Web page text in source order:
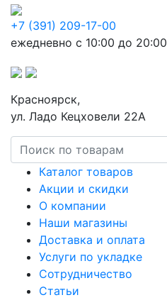
+7 (391) 209-17-00
ежедневно с 10:00 до 20:00
Красноярск,
ул. Ладо Кецховели 22А
Каталог товаров
Акции и скидки
О компании
Наши магазины
Доставка и оплата
Услуги по укладке
Сотрудничество
Статьи